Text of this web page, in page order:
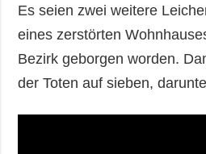
Es seien zwei weitere
eines zerstörten
Bezirk geborgen worden.
der Toten auf sieben,